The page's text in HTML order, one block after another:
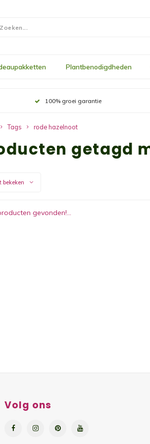
Plantbenodigdheden
100% groei garantie
Tags rode hazelnoot
getagd
bekeken
gevonden!...
Volg ons